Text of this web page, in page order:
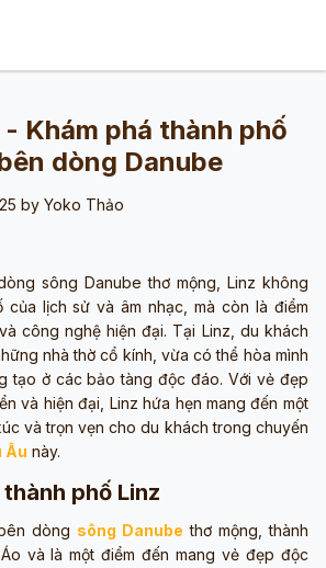
Khám phá thành phố
dòng Danube
by Yoko Thảo
sông Danube thơ mộng, Linz không
của lịch sử và âm nhạc, mà còn là điểm
công nghệ hiện đại. Tại Linz, du khách
nhà thờ cổ kính, vừa có thể hòa mình
tạo ở các bảo tàng độc đáo. Với vẻ đẹp
và hiện đại, Linz hứa hẹn mang đến một
và trọn vẹn cho du khách trong chuyến
Âu này.
phố Linz
dòng sông Danube thơ mộng, thành
và là một điểm đến mang vẻ đẹp độc